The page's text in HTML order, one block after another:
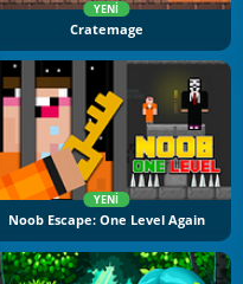
YENI
Cratemage
YENI
Noob Escape: One Level Again